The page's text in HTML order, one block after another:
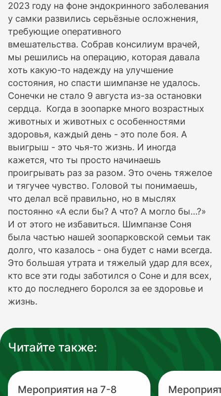
2023 году на фоне эндокринного заболевания
у самки развились серьёзные осложнения,
требующие оперативного
вмешательства. Собрав консилиум врачей,
мы решились на операцию, которая давала
хоть какую-то надежду на улучшение
состояния, но спасти шимпанзе не удалось.
Сонечки не стало 9 августа из-за остановки
сердца. Когда в зоопарке много возрастных
животных и животных с особенностями
здоровья, каждый день - это поле боя. А
выигрыш - это чья-то жизнь. И иногда
кажется, что ты просто начинаешь
проигрывать раз за разом. Это очень тяжелое
и тягучее чувство. Головой ты понимаешь,
что делал всё правильно, но в мыслях
постоянно «А если бы? А что? А могло бы…?»
И от этого не избавиться. Шимпанзе Соня
была частью нашей зоопарковской семьи так
долго, что казалось - она будет с нами всегда.
Это большая утрата и тяжелый удар для всех,
кто все эти годы заботился о Соне и для всех,
кто до последнего боролся за ее здоровье и
жизнь.
Читайте также:
Мероприятия на 7-8